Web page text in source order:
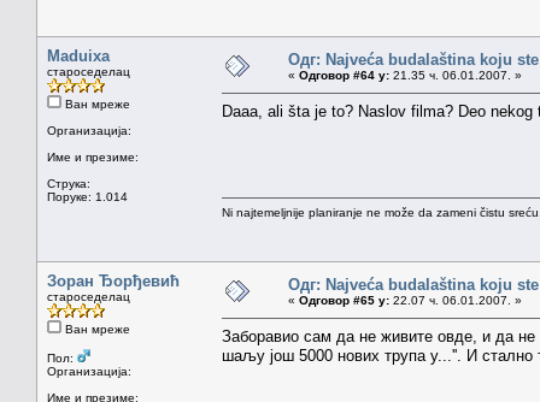
Maduixa
староседелац
Ван мреже
Организација:
Име и презиме:
Струка:
Поруке: 1.014
Одг: Najveća budalaština koju
« Одговор #64 у: 21.35 ч. 06.01.2007. »
Daaa, ali šta je to? Naslov filma? Deo nekog
Ni najtemeljnije planiranje ne može da zameni čistu
Зоран Ђорђевић
староседелац
Ван мреже
Пол:
Организација:
Име и презиме:
Одг: Najveća budalaština koju
« Одговор #65 у: 22.07 ч. 06.01.2007. »
Заборавио сам да не живите овде, и да не
шаљу још 5000 нових трупа у...''. И стално